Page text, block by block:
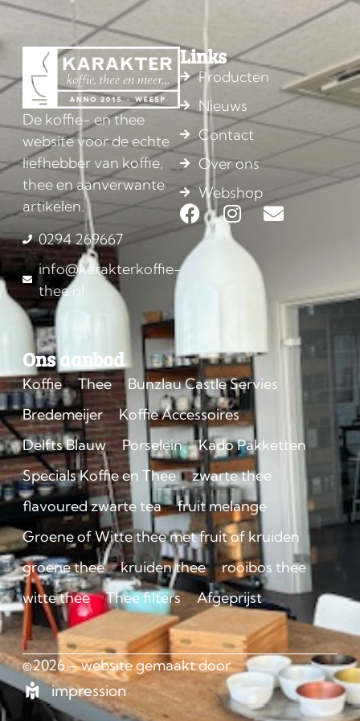
De koffie- en thee
website voor de echte
liefhebber van koffie,
thee en aanverwante
artikelen.
0294 269667
info@karakterkoffie-
thee.nl
Links
Producten
Nieuws
Contact
Over ons
Webshop
Ons aanbod
Koffie Thee
Bunzlau Castle Servies
Bredemeijer
Koffie Accessoires
Delfts Blauw
Porselein
Kado Pakketten
Specials Koffie en Thee
zwarte thee
flavoured zwarte tea
fruit melange
Groene of Witte thee met fruit of kruiden
groene thee
kruiden thee
rooibos thee
witte thee
Thee filters Afgeprijst
©2026 – website gemaakt door
impression